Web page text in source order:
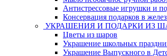
Антистрессовые игрушки и
Консервация подарков в
УКРАШЕНИЯ И ПОДАРКИ ИЗ
Цветы из шаров
Украшение школьных
Украшение Выпускного в